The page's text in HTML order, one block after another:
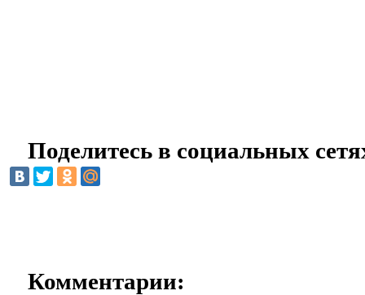
Поделитесь в социальных
Комментарии: